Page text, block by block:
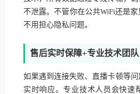
不泄露。不管你在公共WiFi还是家
不用担心隐私问题。
售后实时保障+专业技术团队
如果遇到连接失败、直播卡顿等
实时响应。专业技术人员会快速